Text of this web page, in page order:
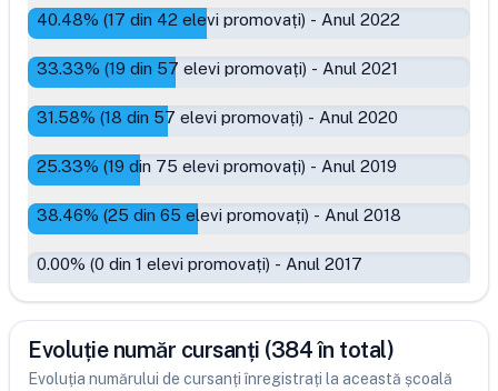
40.48% (17 din 42 elevi promovați) - Anul 2022
33.33% (19 din 57 elevi promovați) - Anul 2021
31.58% (18 din 57 elevi promovați) - Anul 2020
25.33% (19 din 75 elevi promovați) - Anul 2019
38.46% (25 din 65 elevi promovați) - Anul 2018
0.00% (0 din 1 elevi promovați) - Anul 2017
Evoluție număr cursanți (384 în total)
Evoluția numărului de cursanți înregistrați la această școală